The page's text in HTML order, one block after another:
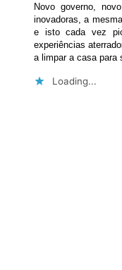
Novo governo,
inovadoras, a
e isto cada vez
experiências
a limpar a casa para
Loading...